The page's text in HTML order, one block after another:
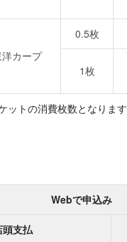
カープ
0.5枚
1枚
ットの消費枚数となります
Webで申込み
頭支払